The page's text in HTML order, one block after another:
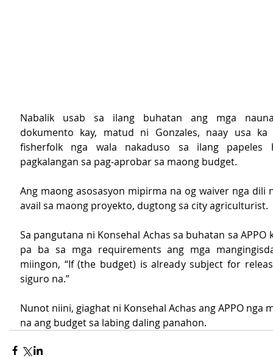
Nabalik usab sa ilang buhatan ang mga
dokumento kay, matud ni Gonzales, naay usa ka
fisherfolk nga wala nakaduso sa ilang papeles
pagkalangan sa pag-aprobar sa maong budget.
Ang maong asosasyon mipirma na og waiver nga dili
avail sa maong proyekto, dugtong sa city agriculturist.
Sa pangutana ni Konsehal Achas sa buhatan sa APPO
pa ba sa mga requirements ang mga
miingon, “If (the budget) is already subject for
siguro na.”
Nunot niini, giaghat ni Konsehal Achas ang APPO nga
na ang budget sa labing daling panahon.